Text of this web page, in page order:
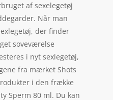
af sexelegetøj
Når man
der finder
soveværelse
i nyt sexlegetøj,
fra mærket Shots
i den frække
Sperm 80 ml. Du kan